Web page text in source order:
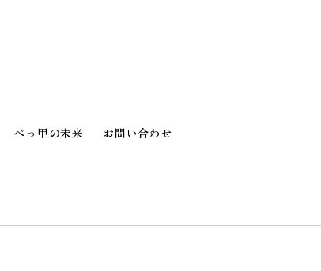
べっ甲の未来 お問い合わせ